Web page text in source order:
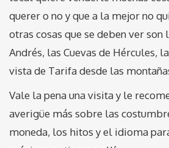
querer o no y que a la mejor no
otras cosas que se deben ver son
Andrés, las Cuevas de Hércules,
vista de Tarifa desde las
Vale la pena una visita y le
averigüe más sobre las
moneda, los hitos y el idioma